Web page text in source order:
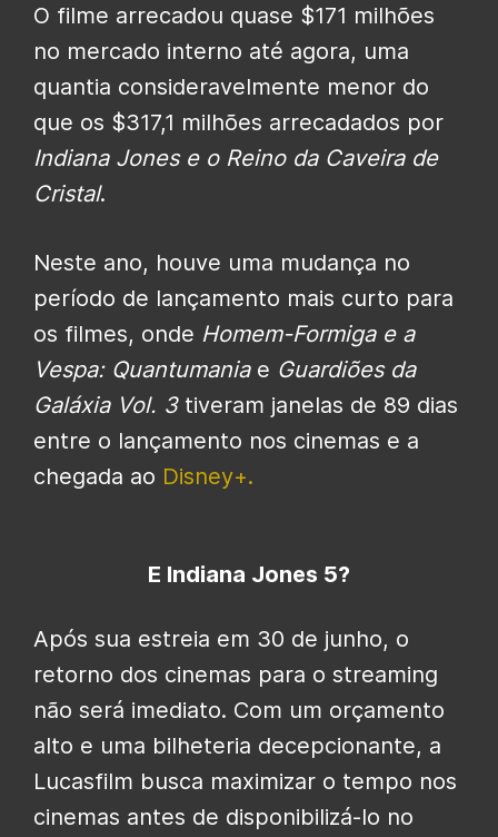
O filme arrecadou quase $171 milhões
no mercado interno até agora, uma
quantia consideravelmente menor do
que os $317,1 milhões arrecadados por
Indiana Jones e o Reino da Caveira de
Cristal.
Neste ano, houve uma mudança no
período de lançamento mais curto para
os filmes, onde Homem-Formiga e a
Vespa: Quantumaniae Guardiões da
Galáxia Vol. 3tiveram janelas de 89 dias
entre o lançamento nos cinemas e a
chegada ao Disney+.
E Indiana Jones 5?
Após sua estreia em 30 de junho, o
retorno dos cinemas para o streaming
não será imediato. Com um orçamento
alto e uma bilheteria decepcionante, a
Lucasfilm busca maximizar o tempo nos
cinemas antes de disponibilizá-lo no